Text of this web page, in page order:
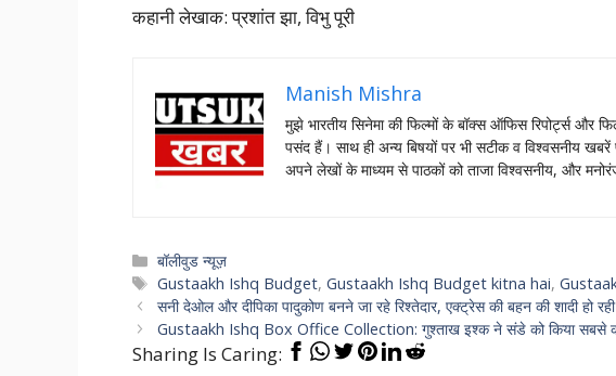
कहानी लेखाक: प्रशांत झा, विभु पूरी
Manish Mishra
मुझे भारतीय सिनेमा की फिल्मों के बॉक्स ऑफिस रिपोर्ट्स और
पसंद हैं। साथ ही अन्य बिषयों पर भी सटीक व विश्वसनीय
अपने लेखों के माध्यम से पाठकों को ताजा विश्वसनीय, और
Categories
बॉलीवुड न्यूज़
Tags
Gustaakh Ishq Budget,Gustaakh Ishq Budget kitna hai,
सनी देओल और दीपिका पादुकोण बनने जा रहे रिश्तेदार, एक्ट्रेस की बहन की शादी हो
Gustaakh Ishq Box Office Collection: गुश्ताख इश्क ने संडे को किया सबसे
Sharing Is Caring: